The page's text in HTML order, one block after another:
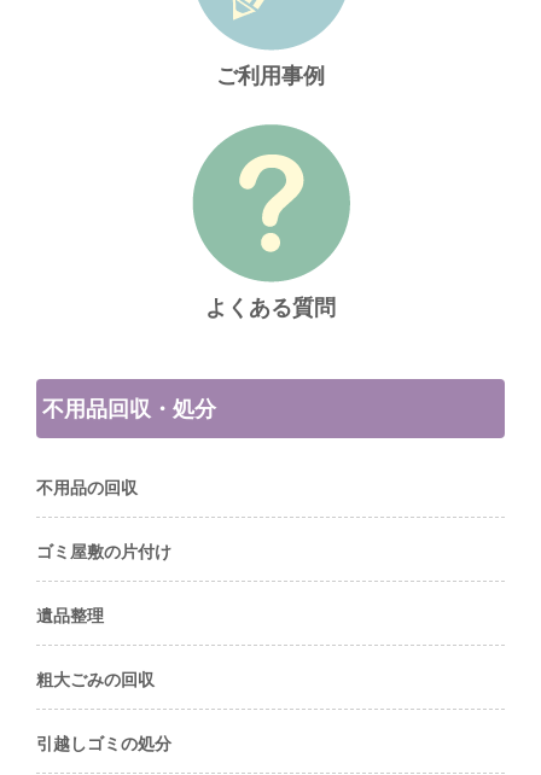
ご利用事例
よくある質問
不用品回収・処分
不用品の回収
ゴミ屋敷の片付け
遺品整理
粗大ごみの回収
引越しゴミの処分